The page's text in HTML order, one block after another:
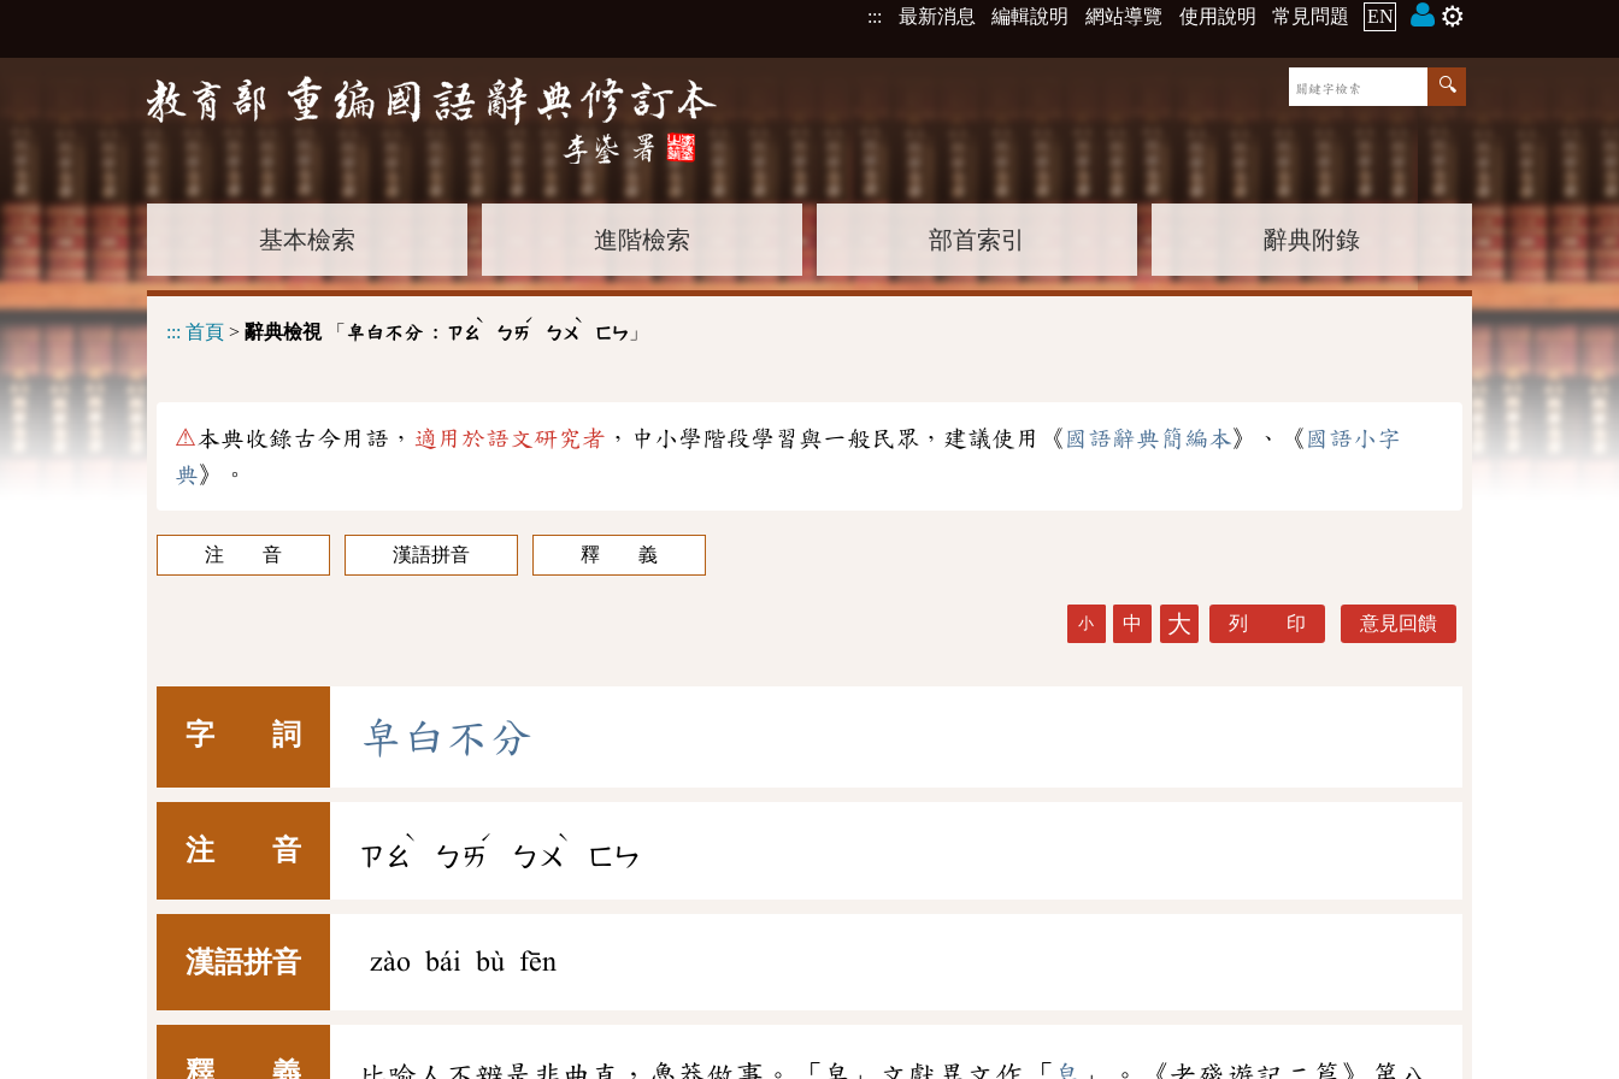
::: 最新消息 編輯說明 網站導覽 使用說明 常見問題 EN ⚙️
基本檢索 進階檢索 部首索引 辭典附錄
::: 首頁 > 辭典檢視「 皁白不分 : ㄗㄠ
ˋ
ㄅㄞ
ˊ
ㄅㄨ
ˋ
ㄈㄣ 」
⚠本典收錄古今用語， 適用於語文研究者 ，中小學階段學習與一般民眾，建議使用《 國語辭典簡編本》、《 國語小字
典》。
注 音 漢語拼音 釋 義
小 中 大 列 印 意見回饋
字 詞 皁 白 不 分
注 音 ㄗㄠ
ˋ
ㄅㄞ
ˊ
ㄅㄨ
ˋ
ㄈㄣ
漢語拼音 zào bái bù fēn